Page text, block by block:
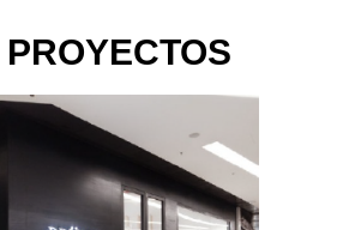
PANAMÁ
Ejecución a nivel nacional (PANAMÁ)